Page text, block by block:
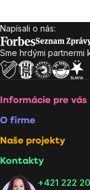
Zápätie
Napísali o nás:
Sme hrdými partnermi
Informácie pre vás
O firme
Naše projekty
Kontakty
+421 222